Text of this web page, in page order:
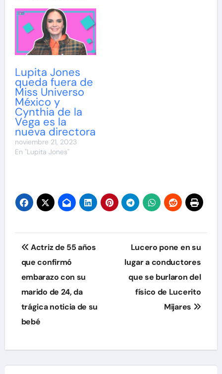
Lupita Jones
queda fuera de
Miss Universo
México y
Cynthia de la
Vega es la
nueva directora
noviembre 21, 2023
En "Lupita Jones"
Navegación
de
entradas
Actriz de 55 años
que confirmó
embarazo con su
marido de 24, da
trágica noticia de su
bebé
Lucero pone en su
lugar a conductores
que se burlaron del
físico de Lucerito
Mijares